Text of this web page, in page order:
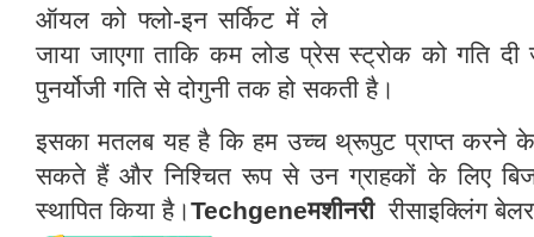
ऑयल को फ्लो-इन सर्किट में ले
जाया जाएगा ताकि कम लोड प्रेस स्ट्रोक को गति
पुनर्योजी गति से दोगुनी तक हो सकती है।
इसका मतलब यह है कि हम उच्च थ्रूपुट प्राप्त करने के
सकते हैं और निश्चित रूप से उन ग्राहकों के लिए
स्थापित किया है।Techgeneमशीनरीरीसाइक्लिंग